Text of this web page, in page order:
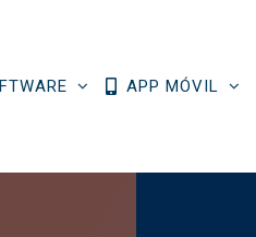
APP MÓVIL